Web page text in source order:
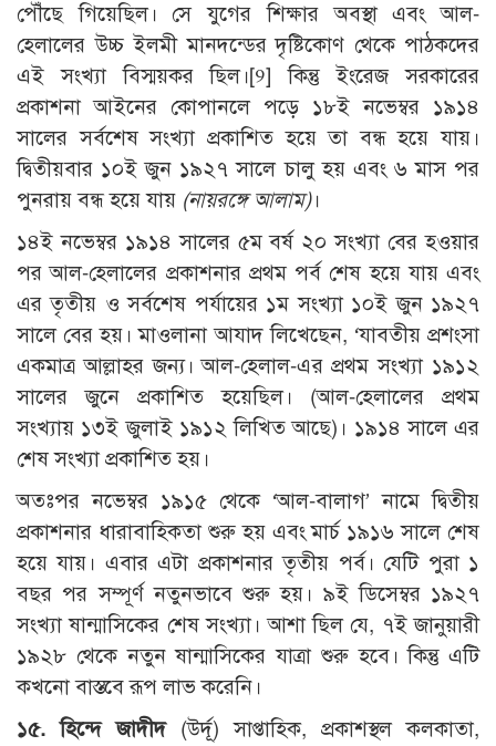
পৌঁছে গিয়েছিল। সে যুগের শিক্ষার অবস্থা এবং আল-
হেলালের উচ্চ ইলমী মানদন্ডের দৃষ্টিকোণ থেকে পাঠকদের
এই সংখ্যা বিস্ময়কর ছিল।[9] কিন্তু ইংরেজ সরকারের
প্রকাশনা আইনের কোপানলে পড়ে ১৮ই নভেম্বর ১৯১৪
সালের সর্বশেষ সংখ্যা প্রকাশিত হয়ে তা বন্ধ হয়ে যায়।
দ্বিতীয়বার ১০ই জুন ১৯২৭ সালে চালু হয় এবং ৬ মাস পর
পুনরায় বন্ধ হয়ে যায় (নায়রঙ্গে আলাম)।
১৪ই নভেম্বর ১৯১৪ সালের ৫ম বর্ষ ২০ সংখ্যা বের হওয়ার
পর আল-হেলালের প্রকাশনার প্রথম পর্ব শেষ হয়ে যায় এবং
এর তৃতীয় ও সর্বশেষ পর্যায়ের ১ম সংখ্যা ১০ই জুন ১৯২৭
সালে বের হয়। মাওলানা আযাদ লিখেছেন, ‘যাবতীয় প্রশংসা
একমাত্র আল্লাহর জন্য। আল-হেলাল-এর প্রথম সংখ্যা ১৯১২
সালের জুনে প্রকাশিত হয়েছিল। (আল-হেলালের প্রথম
সংখ্যায় ১৩ই জুলাই ১৯১২ লিখিত আছে)। ১৯১৪ সালে এর
শেষ সংখ্যা প্রকাশিত হয়।
অতঃপর নভেম্বর ১৯১৫ থেকে ‘আল-বালাগ’ নামে দ্বিতীয়
প্রকাশনার ধারাবাহিকতা শুরু হয় এবং মার্চ ১৯১৬ সালে শেষ
হয়ে যায়। এবার এটা প্রকাশনার তৃতীয় পর্ব। যেটি পুরা ১
বছর পর সম্পূর্ণ নতুনভাবে শুরু হয়। ৯ই ডিসেম্বর ১৯২৭
সংখ্যা ষান্মাসিকের শেষ সংখ্যা। আশা ছিল যে, ৭ই জানুয়ারী
১৯২৮ থেকে নতুন ষান্মাসিকের যাত্রা শুরু হবে। কিন্তু এটি
কখনো বাস্তবে রূপ লাভ করেনি।
১৫. হিন্দে জাদীদ(উর্দূ) সাপ্তাহিক, প্রকাশস্থল কলকাতা,